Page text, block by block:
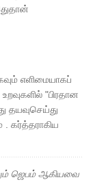
எளிமையாகப்
"பிரதான
தயவுசெய்து
கர்த்தராகிய
ஜெபம் ஆகியவை